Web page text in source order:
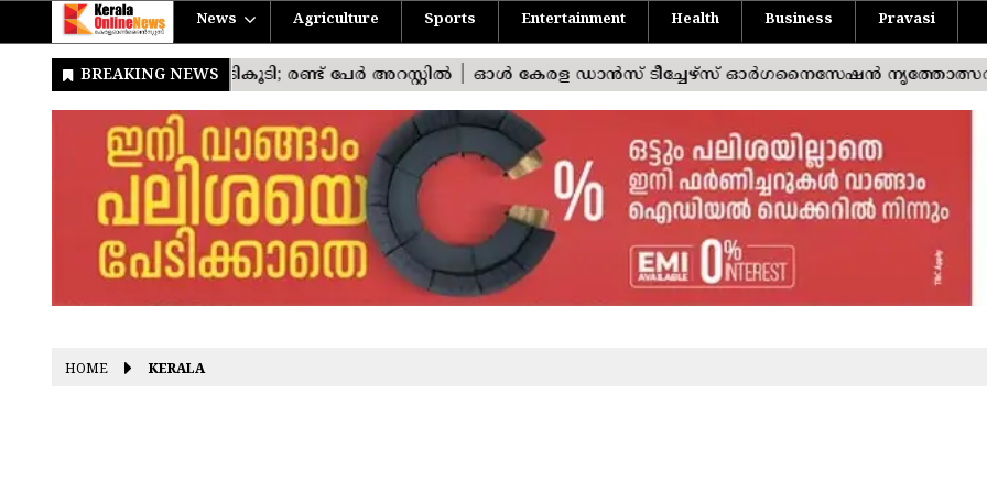
News Agriculture Sports Entertainment Health Business Pravasi
HOME KERALA